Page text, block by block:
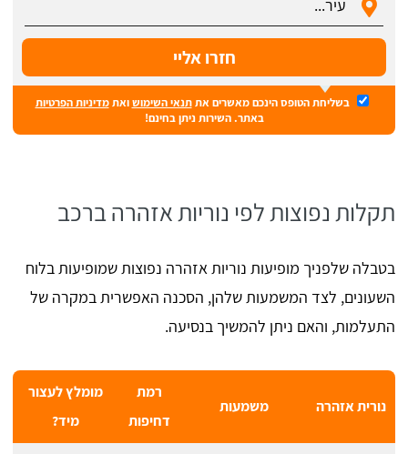
בשליחת הטופס הינכם מאשרים אתתנאי השימושואתמדיניות הפרטיות
באתר. השירות ניתן בחינם!
תקלות נפוצות לפי נוריות אזהרה ברכב
בטבלה שלפניך מופיעות נוריות אזהרה נפוצות שמופיעות בלוח
השעונים, לצד המשמעות שלהן, הסכנה האפשרית במקרה של
התעלמות, והאם ניתן להמשיך בנסיעה.
נורית אזהרה משמעות
רמת
דחיפות
מומלץ לעצור
מיד?